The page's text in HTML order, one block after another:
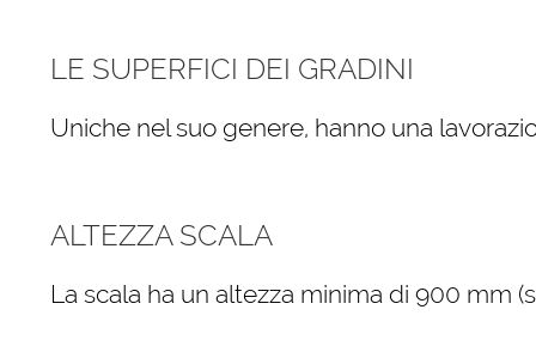
LE SUPERFICI DEI GRADINI
Uniche nel suo genere, hanno una
ALTEZZA SCALA
La scala ha un altezza minima di 900 mm